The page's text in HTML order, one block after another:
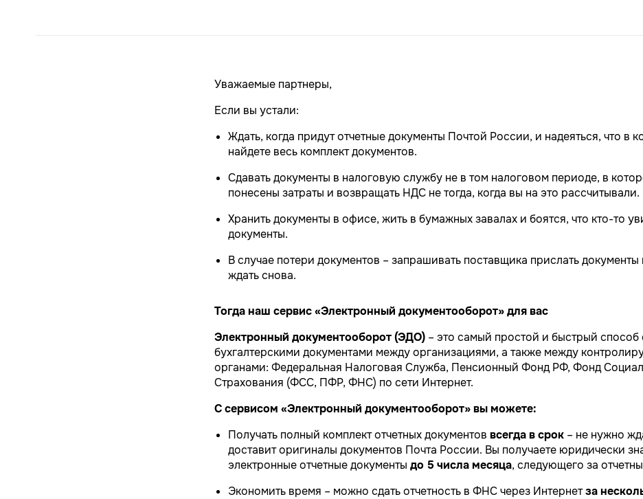
Уважаемые партнеры,
Если вы устали:
Ждать, когда придут отчетные документы Почтой России, и надеяться, что в
найдете весь комплект документов.
Сдавать документы в налоговую службу не в том налоговом периоде, в
понесены затраты и возвращать НДС не тогда, когда вы на это рассчитывали.
Хранить документы в офисе, жить в бумажных завалах и боятся, что кто-то
документы.
В случае потери документов – запрашивать поставщика прислать документы
ждать снова.
Тогда наш сервис «Электронный документооборот» для вас
Электронный документооборот (ЭДО) – это самый простой и быстрый способ
бухгалтерскими документами между организациями, а также между
органами: Федеральная Налоговая Служба, Пенсионный Фонд РФ, Фонд
Страхования (ФСС, ПФР, ФНС) по сети Интернет.
С сервисом «Электронный документооборот» вы можете:
Получать полный комплект отчетных документов всегда в срок – не нужно
доставит оригиналы документов Почта России. Вы получаете юридически
электронные отчетные документы до 5 числа месяца, следующего за
Экономить время – можно сдать отчетность в ФНС через Интернетза